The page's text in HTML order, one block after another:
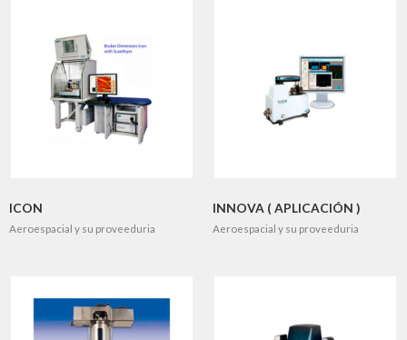
ICON
Aeroespacial y su proveeduria
INNOVA ( APLICACIÓN )
Aeroespacial y su proveeduria